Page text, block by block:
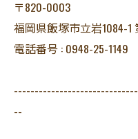
〒820-0003
福岡県飯塚市立岩1084-1
電話番号 : 0948-25-1149
--